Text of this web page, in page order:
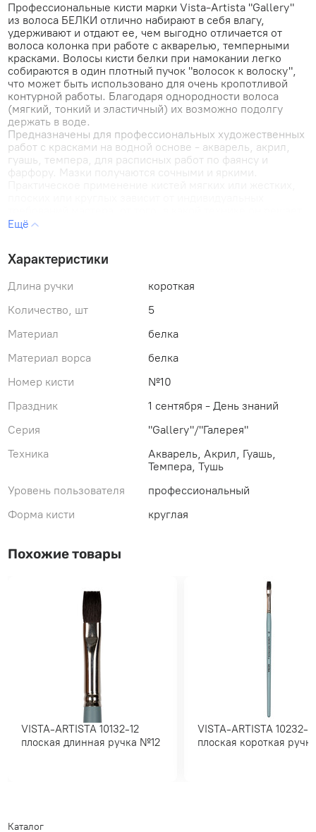
Профессиональные кисти марки Vista-Artista "Gallery"
из волоса БЕЛКИ отлично набирают в себя влагу,
удерживают и отдают ее, чем выгодно отличается от
волоса колонка при работе с акварелью, темперными
красками. Волосы кисти белки при намокании легко
собираются в один плотный пучок "волосок к волоску",
что может быть использовано для очень кропотливой
контурной работы. Благодаря однородности волоса
(мягкий, тонкий и эластичный) их возможно подолгу
держать в воде.
Предназначены для профессиональных художественных
работ с красками на водной основе - акварель, акрил,
гуашь, темпера, для расписных работ по фаянсу и
фарфору. Мазки получаются сочными и яркими.
определенные живописные задачи.
Длина волоса, выставка - 24 мм
Тип патрона - никелевая цельнотянутая обойма
Характеристики
Длина ручки
короткая
Количество, шт
5
Материал
белка
Материал ворса
белка
Номер кисти
№10
Праздник
1 сентября - День знаний
Серия
"Gallery"/"Галерея"
Техника
Акварель, Акрил, Гуашь,
Темпера, Тушь
Уровень пользователя
профессиональный
Форма кисти
круглая
Похожие товары
VISTA-ARTISTA 10132-12
плоская длинная ручка №12
VISTA-ARTISTA 10232-10
плоская короткая
Каталог